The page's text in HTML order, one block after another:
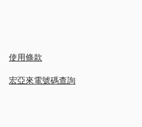
使用條款
宏亞來電號碼查詢